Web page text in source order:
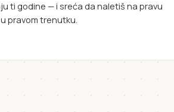
ti godine — i sreća da naletiš na pravu
pravom trenutku.